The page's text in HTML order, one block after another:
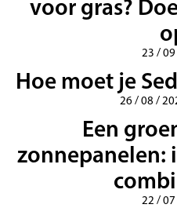
voor gras?
23 /
Hoe moet je
26 / 08 /
Een
zonnepanelen:
22 /